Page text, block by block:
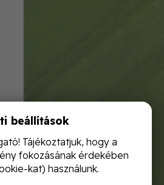
beállítások
Tájékoztatjuk, hogy a
fokozásának érdekében
kat) használunk.